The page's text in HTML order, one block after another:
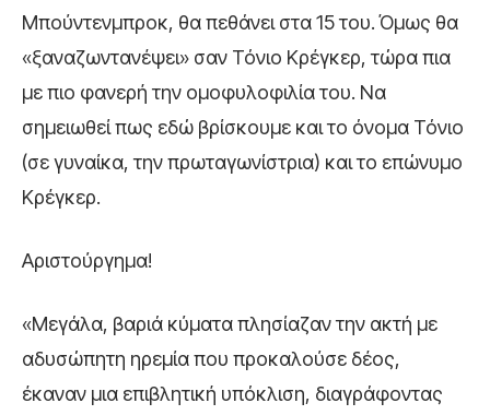
Μπούντενμπροκ, θα πεθάνει στα 15 του. Όμως θα
«ξαναζωντανέψει» σαν Τόνιο Κρέγκερ, τώρα πια
με πιο φανερή την ομοφυλοφιλία του. Να
σημειωθεί πως εδώ βρίσκουμε και το όνομα Τόνιο
(σε γυναίκα, την πρωταγωνίστρια) και το επώνυμο
Κρέγκερ.
Αριστούργημα!
«Μεγάλα, βαριά κύματα πλησίαζαν την ακτή με
αδυσώπητη ηρεμία που προκαλούσε δέος,
έκαναν μια επιβλητική υπόκλιση, διαγράφοντας